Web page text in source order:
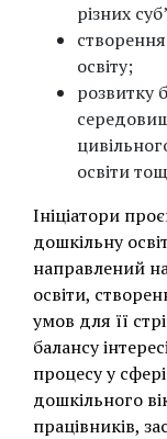
різних
освіту;
розвитку
освіти
Ініціатори
дошкільну
направлений
освіти,
умов для її
балансу
процесу у
дошкільного
працівників,